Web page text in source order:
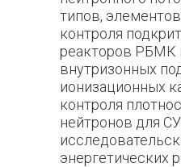
типов,
контроля
реакторов РБМК
внутризонных
ионизационных
контроля
нейтронов для
энергетических